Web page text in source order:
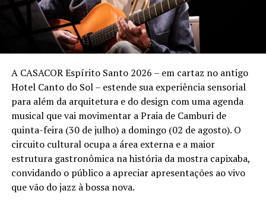
Sunset Marcelo Falcão – Turnê “O Legado”
3 de outubro (sábado)
Ingressos:vendas a partir de 13 de agosto pelo
siteOnticket.com.br.
Setores:
• Pista Pé na Areia – a partir de R$ 80 (meia-entrada)
• Espaço Premium – a partir de R$ 110 (meia-entrada)
• Lounges – informações @booaproducoes
A CASACOR Espírito Santo 2026 – em cartaz no antigo
Hotel Canto do Sol – estende sua experiência sensorial
para além da arquitetura e do design com uma agenda
musical que vai movimentar a Praia de Camburi de
quinta-feira (30 de julho) a domingo (02 de agosto). O
circuito cultural ocupa a área externa e a maior
estrutura gastronômica na história da mostra capixaba,
convidando o público a apreciar apresentações ao vivo
que vão do jazz à bossa nova.